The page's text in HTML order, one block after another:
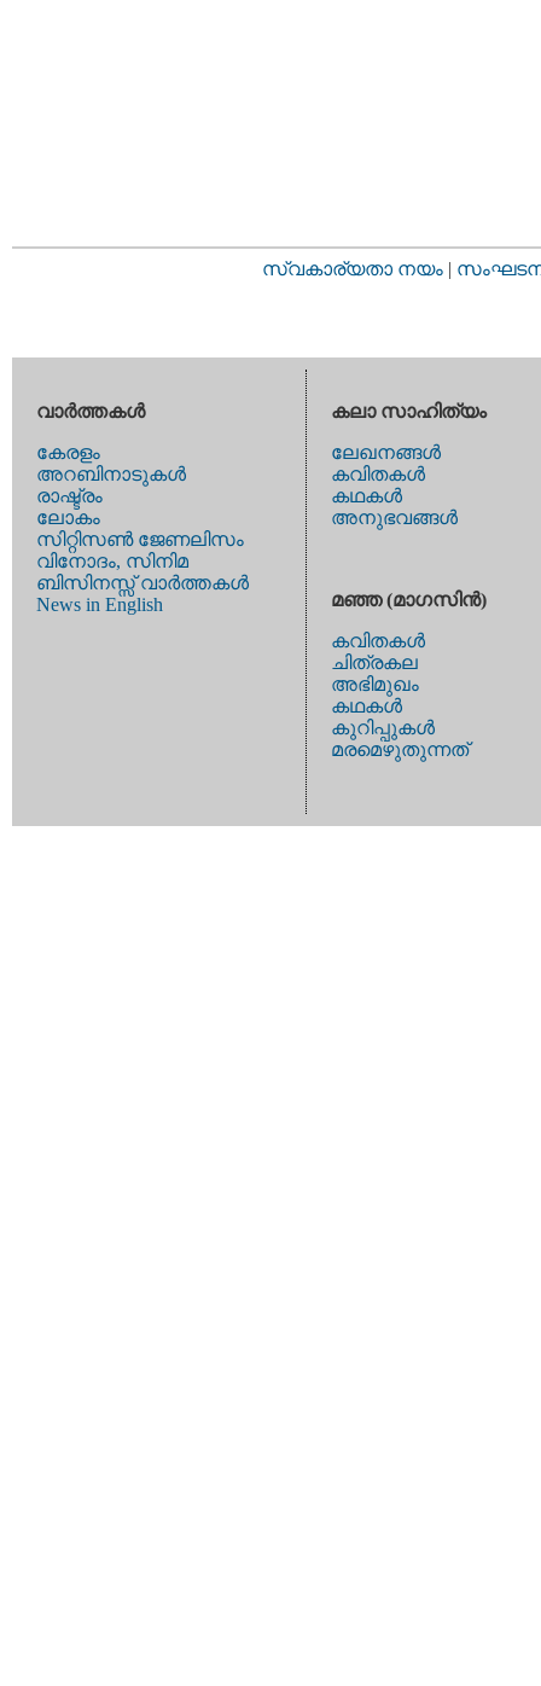
സ്വകാര്യതാ നയം |
വാര്‍ത്തകള്‍
കേരളം
അറബിനാടുകള്‍
രാഷ്ട്രം
ലോകം
സിറ്റിസണ്‍ ജേണലിസം
വിനോദം, സിനിമ
ബിസിനസ്സ് വാര്‍ത്തകള്‍
News in English
കലാ സാഹിത്യം
ലേഖനങ്ങള്‍
കവിതകള്‍
കഥകള്‍
അനുഭവങ്ങള്‍
മഞ്ഞ (മാഗസിന്‍)
കവിതകള്‍
ചിത്രകല
അഭിമുഖം
കഥകള്‍
കുറിപ്പുകള്‍
മരമെഴുതുന്നത്